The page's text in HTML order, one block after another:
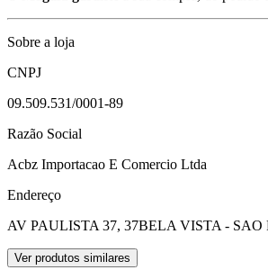
Sobre a loja
CNPJ
09.509.531/0001-89
Razão Social
Acbz Importacao E Comercio Ltda
Endereço
AV PAULISTA 37, 37BELA VISTA - SAO
Ver produtos similares